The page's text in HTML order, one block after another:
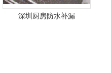
深圳厨房防水补漏